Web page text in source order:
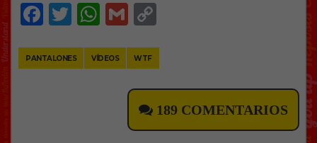
Facebook
Twitter
WhatsApp
Gmail
PANTALONES VÍDEOS WTF
189 COMENTARIOS